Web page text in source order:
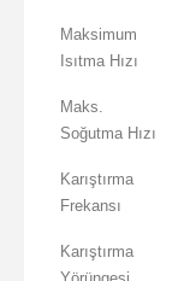
Maksimum
Isıtma Hızı
Maks.
Soğutma Hızı
Karıştırma
Frekansı
Karıştırma